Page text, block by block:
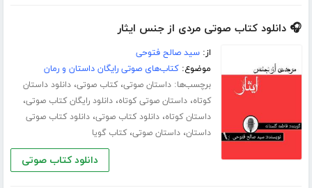
🎧 دانلود کتاب صوتی مردی از جنس ایثار
از:سید صالح فتوحی
موضوع:کتاب‌های صوتی رایگان داستان و رمان
برچسب‌ها:داستان صوتی،کتاب صوتی،دانلود داستان
کوتاه،داستان صوتی کوتاه،دانلود رایگان کتاب صوتی،
داستان کوتاه،دانلود کتاب صوتی،دانلود کتاب صوتی
داستان،داستان صوتی،کتاب گویا
دانلود کتاب صوتی